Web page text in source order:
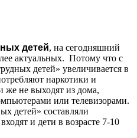
детей, на сегодняшний
актуальных. Потому что с
детей» увеличивается в
наркотики и
же не выходят из дома,
или телевизорами.
детей» составляли
и дети в возрасте 7-10